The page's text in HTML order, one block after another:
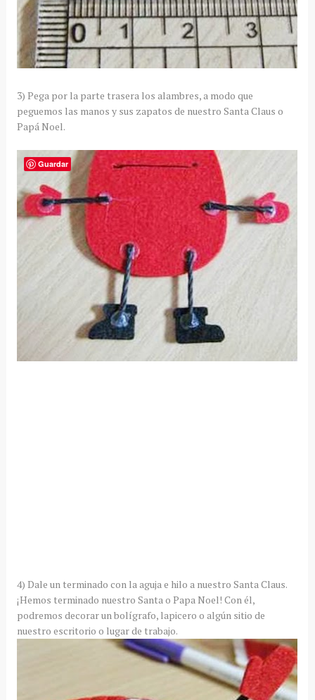
3) Pega por la parte trasera los alambres, a modo que
peguemos las manos y sus zapatos de nuestro Santa Claus o
Papá Noel.
4) Dale un terminado con la aguja e hilo a nuestro Santa Claus.
¡Hemos terminado nuestro Santa o Papa Noel! Con él,
podremos decorar un bolígrafo, lapicero o algún sitio de
nuestro escritorio o lugar de trabajo.
Guardar